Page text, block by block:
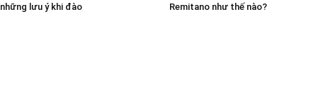
những lưu ý khi đào
Remitano như thế nào?